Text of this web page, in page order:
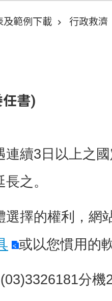
及範例下載 行政救濟
書)
連續3日以上之
之。
擇的權利，網
或以您慣用的
分機